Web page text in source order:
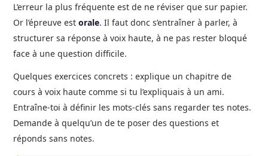
L’erreur la plus fréquente est de ne réviser que sur papier.
Or l’épreuve estorale. Il faut donc s’entraîner à parler, à
structurer sa réponse à voix haute, à ne pas rester bloqué
face à une question difficile.
Quelques exercices concrets : explique un chapitre de
cours à voix haute comme si tu l’expliquais à un ami.
Entraîne-toi à définir les mots-clés sans regarder tes notes.
Demande à quelqu’un de te poser des questions et
réponds sans notes.